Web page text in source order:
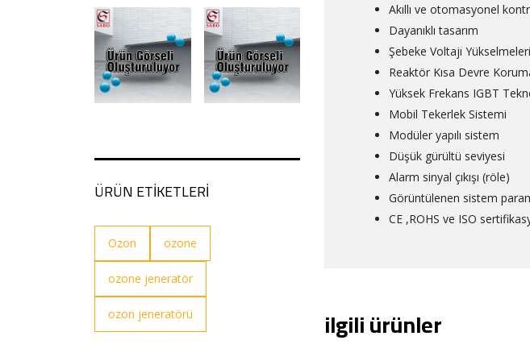
Akıllı ve otomasyonel
Dayanıklı tasarım
Şebeke Voltajı
Reaktör Kısa Devre
Yüksek Frekans IGBT
Mobil Tekerlek Sistemi
Modüler yapılı sistem
Düşük gürültü seviyesi
Alarm sinyal çıkışı (röle)
Görüntülenen sistem
CE ,ROHS ve ISO
ilgili ürünler
ÜRÜN ETİKETLERİ
Ozon ozone
ozone jeneratör
ozon jeneratörü